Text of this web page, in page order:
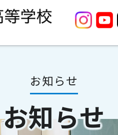
お知らせ
お知らせ